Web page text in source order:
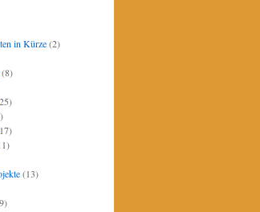
in Kürze(2)
(13)